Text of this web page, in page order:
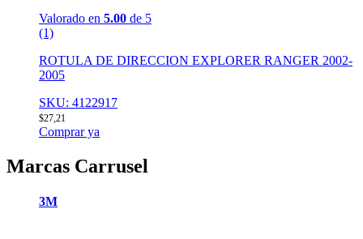
Valorado en 5.00 de 5
(1)
ROTULA DE DIRECCION EXPLORER RANGER 2002-
2005
SKU: 4122917
$27,21
Comprar ya
Marcas Carrusel
3M